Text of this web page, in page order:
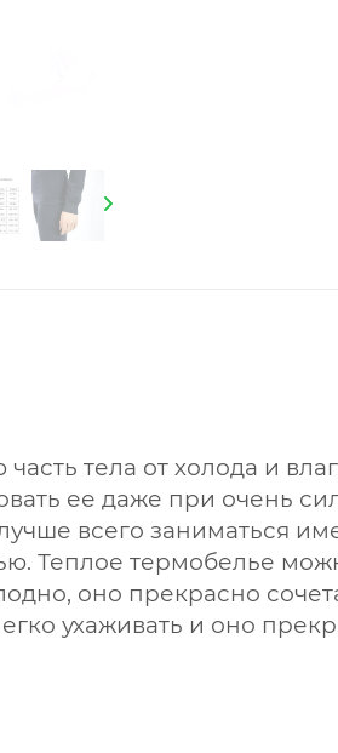
тела от холода и
ее даже при очень
всего заниматься
Теплое термобелье
оно прекрасно
ухаживать и оно